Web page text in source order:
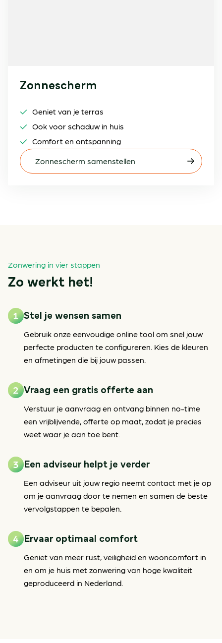
Zonnescherm
Geniet van je terras
Ook voor schaduw in huis
Comfort en ontspanning
Zonnescherm samenstellen
Zonwering in vier stappen
Zo werkt het!
Stel je wensen samen
Gebruik onze eenvoudige online tool om snel jouw
perfecte producten te configureren. Kies de kleuren
en afmetingen die bij jouw passen.
Vraag een gratis offerte aan
Verstuur je aanvraag en ontvang binnen no-time
een vrijblijvende, offerte op maat, zodat je precies
weet waar je aan toe bent.
Een adviseur helpt je verder
Een adviseur uit jouw regio neemt contact met je op
om je aanvraag door te nemen en samen de beste
vervolgstappen te bepalen.
Ervaar optimaal comfort
Geniet van meer rust, veiligheid en wooncomfort in
en om je huis met zonwering van hoge kwaliteit
geproduceerd in Nederland.